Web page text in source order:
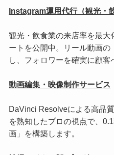
Instagram運用代行（観光・
観光・飲食業の来店率を最
ートを公開中。リール動画の
し、フォロワーを確実に顧客
動画編集・映像制作サービス
DaVinci Resolveによる高品
を熟知したプロの視点で、
画」を構築します。